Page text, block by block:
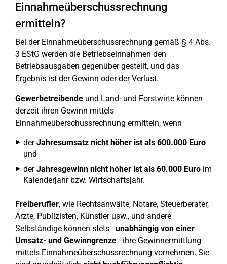
Einnahmeüberschussrechnung
ermitteln?
Bei der Einnahmeüberschussrechnung gemäß § 4 Abs.
3 EStG werden die Betriebseinnahmen den
Betriebsausgaben gegenüber gestellt, und das
Ergebnis ist der Gewinn oder der Verlust.
Gewerbetreibende und Land- und Forstwirte können
derzeit ihren Gewinn mittels
Einnahmeüberschussrechnung ermitteln, wenn
derJahresumsatz nicht höher ist als 600.000 Euro
und
derJahresgewinn nicht höher ist als 60.000 Euro im
Kalenderjahr bzw. Wirtschaftsjahr.
Freiberufler, wie Rechtsanwälte, Notare, Steuerberater,
Ärzte, Publizisten, Künstler usw., und andere
Selbständige können stets -unabhängig von einer
Umsatz- und Gewinngrenze - ihre Gewinnermittlung
mittels Einnahmeüberschussrechnung vornehmen. Sie